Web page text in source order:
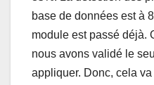
base de données est à
module est passé déjà.
nous avons validé le
appliquer. Donc, cela